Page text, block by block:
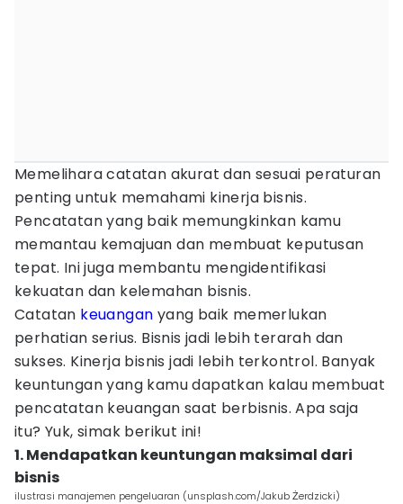
Memelihara catatan akurat dan sesuai peraturan
penting untuk memahami kinerja bisnis.
Pencatatan yang baik memungkinkan kamu
memantau kemajuan dan membuat keputusan
tepat. Ini juga membantu mengidentifikasi
kekuatan dan kelemahan bisnis.
Catatan keuangan yang baik memerlukan
perhatian serius. Bisnis jadi lebih terarah dan
sukses. Kinerja bisnis jadi lebih terkontrol. Banyak
keuntungan yang kamu dapatkan kalau membuat
pencatatan keuangan saat berbisnis. Apa saja
itu? Yuk, simak berikut ini!
1. Mendapatkan keuntungan maksimal dari
bisnis
ilustrasi manajemen pengeluaran (unsplash.com/Jakub Żerdzicki)